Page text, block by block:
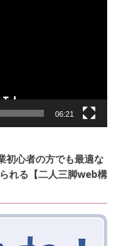
06:21
初心者の方でも最適な
れる【二人三脚web構